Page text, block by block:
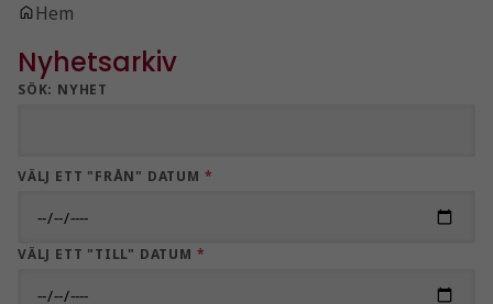
Du är här:
Hem
Nyhetsarkiv
SÖK: NYHET
VÄLJ ETT "FRÅN" DATUM *
VÄLJ ETT "TILL" DATUM *